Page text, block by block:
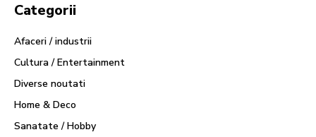
Categorii
Afaceri / industrii
Cultura / Entertainment
Diverse noutati
Home & Deco
Sanatate / Hobby